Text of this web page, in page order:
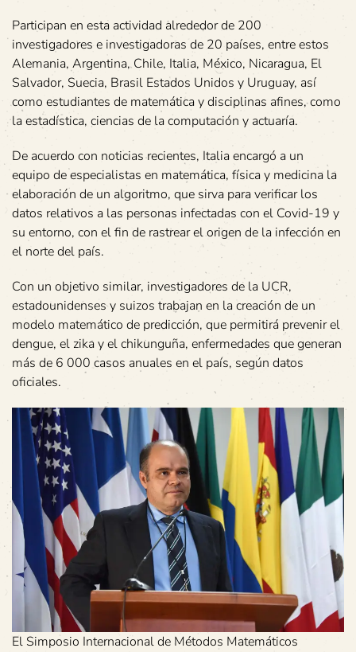
Participan en esta actividad alrededor de 200
investigadores e investigadoras de 20 países, entre estos
Alemania, Argentina, Chile, Italia, México, Nicaragua, El
Salvador, Suecia, Brasil Estados Unidos y Uruguay, así
como estudiantes de matemática y disciplinas afines, como
la estadística, ciencias de la computación y actuaría.
De acuerdo con noticias recientes, Italia encargó a un
equipo de especialistas en matemática, física y medicina la
elaboración de un algoritmo, que sirva para verificar los
datos relativos a las personas infectadas con el Covid-19 y
su entorno, con el fin de rastrear el origen de la infección en
el norte del país.
Con un objetivo similar, investigadores de la UCR,
estadounidenses y suizos trabajan en la creación de un
modelo matemático de predicción, que permitirá prevenir el
dengue, el zika y el chikunguña, enfermedades que generan
más de 6 000 casos anuales en el país, según datos
oficiales.
El Simposio Internacional de Métodos Matemáticos